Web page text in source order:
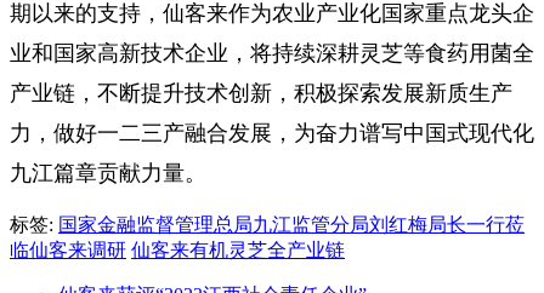
期以来的支持，仙客来作为农业产业化国家重点龙头企
业和国家高新技术企业，将持续深耕灵芝等食药用菌全
产业链，不断提升技术创新，积极探索发展新质生产
力，做好一二三产融合发展，为奋力谱写中国式现代化
九江篇章贡献力量。
标签: 国家金融监督管理总局九江监管分局刘红梅局长一行莅
临仙客来调研 仙客来有机灵芝全产业链